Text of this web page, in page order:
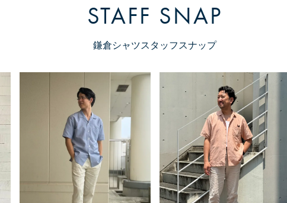
STAFF SNAP
鎌倉シャツスタッフスナップ